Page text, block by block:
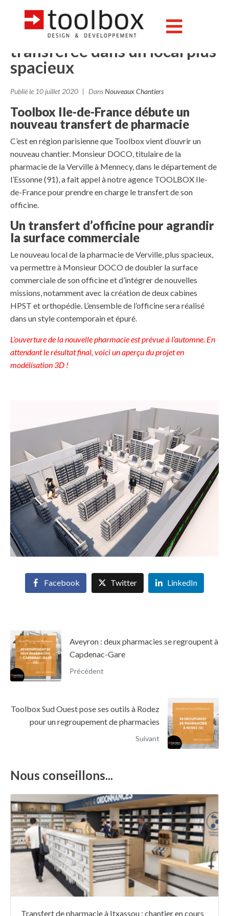
Essonne : à Mennecy, la
pharmacie de la Verville
transférée dans un local plus
spacieux
Publié le 10 juillet 2020 DansNouveaux Chantiers
Toolbox Ile-de-France débute un
nouveau transfert de pharmacie
C’est en région parisienne que Toolbox vient d’ouvrir un
nouveau chantier. Monsieur DOCO, titulaire de la
pharmacie de la Verville à Mennecy, dans le département de
l’Essonne (91), a fait appel à notre agence TOOLBOX Ile-
de-France pour prendre en charge le transfert de son
officine.
Un transfert d’officine pour agrandir
la surface commerciale
Le nouveau local de la pharmacie de Verville, plus spacieux,
va permettre à Monsieur DOCO de doubler la surface
commerciale de son officine et d’intégrer de nouvelles
missions, notamment avec la création de deux cabines
HPST et orthopédie. L’ensemble de l’officine sera réalisé
dans un style contemporain et épuré.
L’ouverture de la nouvelle pharmacie est prévue à l’automne. En
attendant le résultat final, voici un aperçu du projet en
modélisation 3D !
Facebook Twitter LinkedIn
Aveyron : deux pharmacies se regroupent à
Capdenac-Gare
Précédent
Toolbox Sud Ouest pose ses outils à Rodez
pour un regroupement de pharmacies
Suivant
Nous conseillons...
Transfert de pharmacie à Itxassou : chantier en cours